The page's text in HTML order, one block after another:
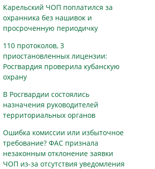
Карельский ЧОП поплатился за
охранника без нашивок и
просроченную периодичку
110 протоколов, 3
приостановленных лицензии:
Росгвардия проверила кубанскую
охрану
В Росгвардии состоялись
назначения руководителей
территориальных органов
Ошибка комиссии или избыточное
требование? ФАС признала
незаконным отклонение заявки
ЧОП из-за отсутствия уведомления